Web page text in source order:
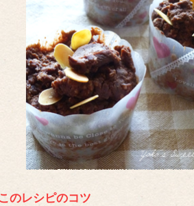
このレシピのコツ